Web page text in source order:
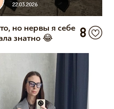
22.03.2026
но нервы я себе
знатно 😂
8